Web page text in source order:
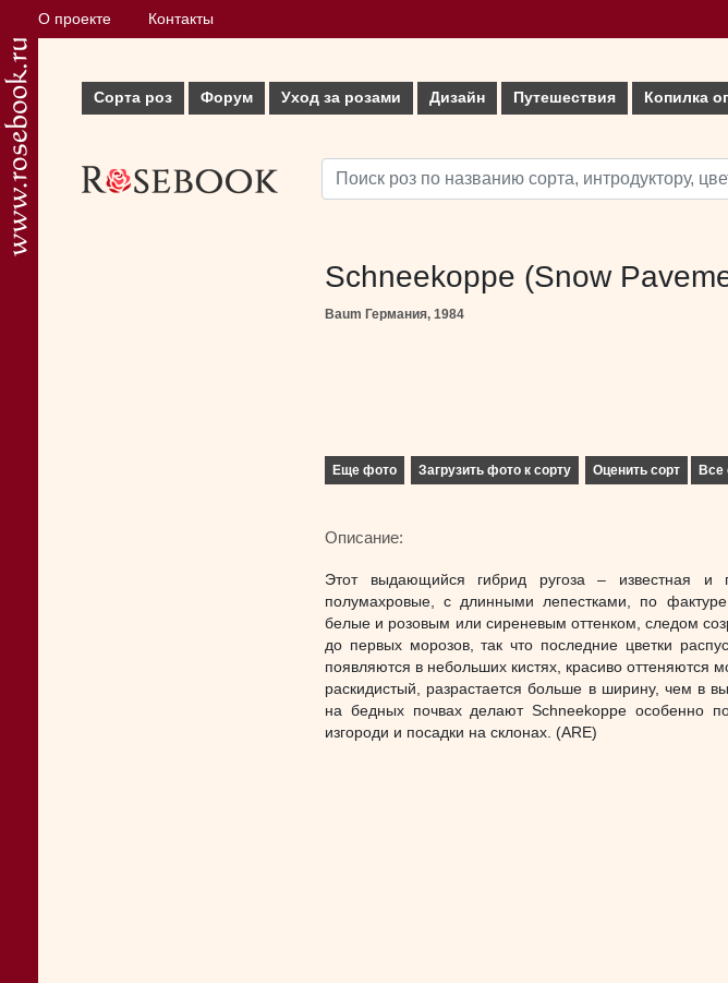
О проекте Контакты
Сорта роз Форум Уход за розами Дизайн Путешествия Копилка
Schneekoppe (Snow
Baum Германия, 1984
Еще фото Загрузить фото к сорту Оценить сорт Все
Описание:
Этот выдающийся гибрид ругоза – известная и
полумахровые, с длинными лепестками, по
белые и розовым или сиреневым оттенком, следом
до первых морозов, так что последние цветки
появляются в небольших кистях, красиво оттеняются
раскидистый, разрастается больше в ширину, чем в
на бедных почвах делают Schneekoppe особенно
изгороди и посадки на склонах. (ARE)